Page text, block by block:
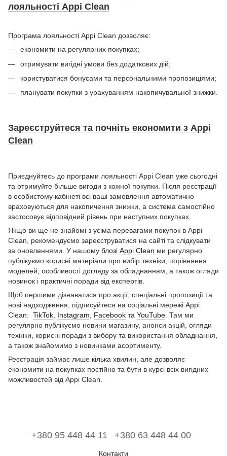
лояльності Appi Clean
Програма лояльності Appi Clean дозволяє:
економити на регулярних покупках;
отримувати вигідні умови без додаткових дій;
користуватися бонусами та персональними пропозиціями;
планувати покупки з урахуванням накопичувальної знижки.
Зареєструйтеся та почніть економити з Appi
Clean
Приєднуйтесь до програми лояльності Appi Clean уже сьогодні
та отримуйте більше вигоди з кожної покупки. Після реєстрації
в особистому кабінеті всі ваші замовлення автоматично
враховуються для накопичення знижки, а система самостійно
застосовує відповідний рівень при наступних покупках.
Якщо ви ще не знайомі з усіма перевагами покупок в Appi
Clean, рекомендуємо зареєструватися на сайті та слідкувати
за оновленнями. У нашому блозі Appi Clean ми регулярно
публікуємо корисні матеріали про вибір техніки, порівняння
моделей, особливості догляду за обладнанням, а також огляди
новинок і практичні поради від експертів.
Щоб першими дізнаватися про акції, спеціальні пропозиції та
нові надходження, підписуйтеся на соціальні мережі Appi
Clean: TikTok Instagram Facebook та YouTube . Там ми
регулярно публікуємо новини магазину, анонси акцій, огляди
техніки, корисні поради з вибору та використання обладнання,
а також знайомимо з новинками асортименту.
Реєстрація займає лише кілька хвилин, але дозволяє
економити на покупках постійно та бути в курсі всіх вигідних
можливостей від Appi Clean.
+380 95 448 44 11 +380 63 448 44 00
Контакти